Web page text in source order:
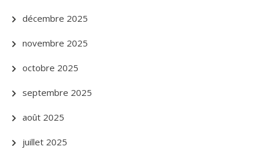
décembre 2025
novembre 2025
octobre 2025
septembre 2025
août 2025
juillet 2025